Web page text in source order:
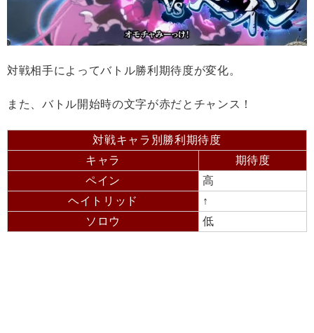
対戦相手によってバトル勝利期待度が変化。
また、バトル開始時の文字が赤だとチャンス！
対戦キャラ別勝利期待度
キャラ
期待度
ペイン
高
ヘイトリッド
↑
ソロウ
低